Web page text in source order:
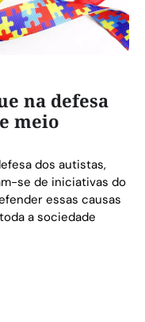
na defesa
meio
dos autistas,
se de iniciativas do
essas causas
a sociedade